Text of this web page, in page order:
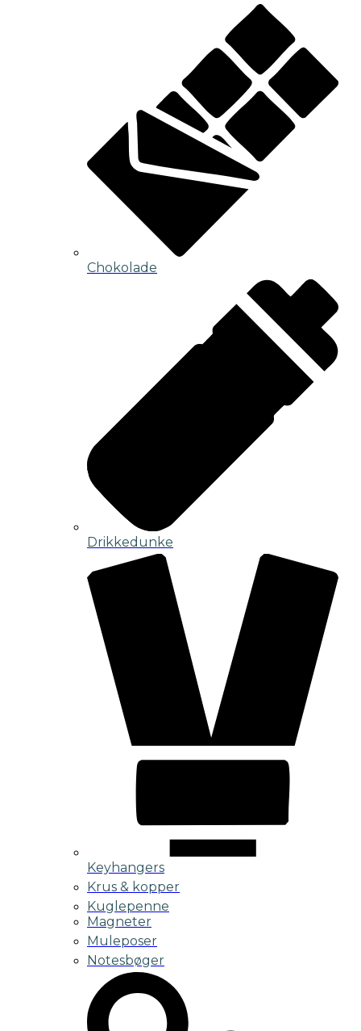
Chokolade
Drikkedunke
Keyhangers
Krus & kopper
Kuglepenne
Magneter
Muleposer
Notesbøger